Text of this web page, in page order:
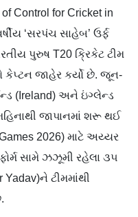
of Control for Cricket in
‘સરપંચ સાહેબ’ ઉર્ફ
પુરુષ T20 ક્રિકેટ ટીમ
કેપ્ટન જાહેર કર્યો છે. જૂન-
(Ireland) અને ઇંગ્લેન્ડ
જાપાનમાં શરૂ થઈ
2026) માટે અય્યર
સામે ઝઝૂમી રહેલા ૩૫
Yadav)ને ટીમમાંથી